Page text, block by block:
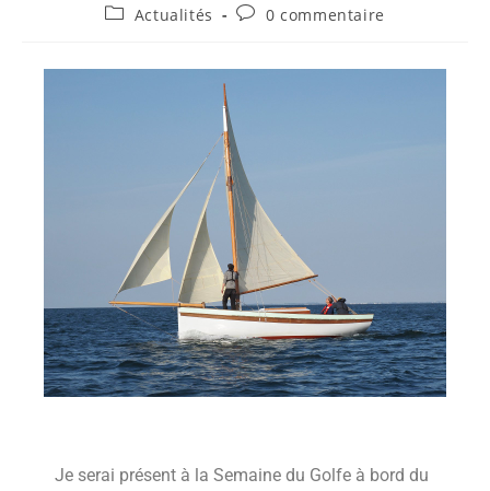
Actualités
0 commentaire
Je serai présent à la Semaine du Golfe à bord du